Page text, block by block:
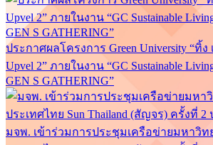
ประกาศผลโครงการ Green University “ทิ้
Upvel 2” ภายในงาน “GC Sustainable
GEN S GATHERING”
มจพ. เข้าร่วมการประชุมเครือข่ายมหาวิท